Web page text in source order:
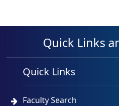
Quick Links
Quick Links
Faculty Search